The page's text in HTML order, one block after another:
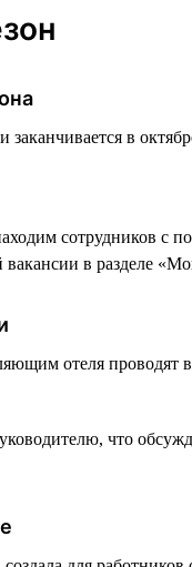
в
сотрудников
в разделе
отеля
что